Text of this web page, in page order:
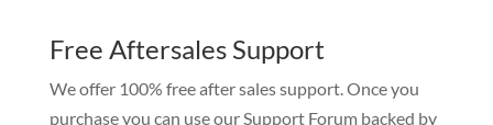
Free Aftersales Support
We offer 100% free after sales support. Once you
purchase you can use ourSupport Forumbacked by